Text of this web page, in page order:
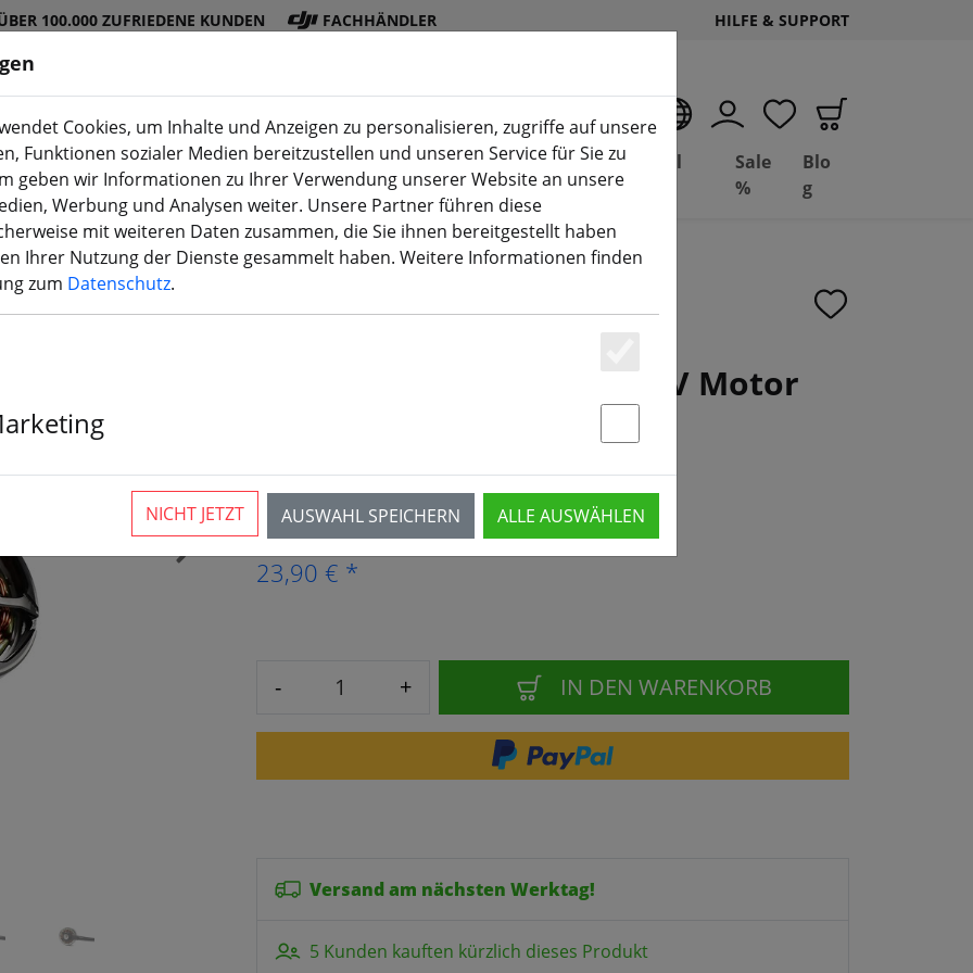
100.000 ZUFRIEDENE KUNDEN FACHHÄNDLER HILFE & SUPPORT
DJI
Shop
Akku
s
Propelle
r
Zubehö
r
3D
Druck(aktuelle Seite)
Deal
Depot
Basil
Sale
%
Blo
g
GEPRC SPEEDX2 2105.5 FPV Motor
›
8 Stück verfügbar
23,90 € *
- + IN DEN WARENKORB
Versand am nächsten Werktag!
5 Kunden kauften kürzlich dieses Produkt
Cookies, um Inhalte und Anzeigen zu personalisieren, zugriffe auf unsere
Funktionen sozialer Medien bereitzustellen und unseren Service für Sie zu
geben wir Informationen zu Ihrer Verwendung unserer Website an unsere
Werbung und Analysen weiter. Unsere Partner führen diese
mit weiteren Daten zusammen, die Sie ihnen bereitgestellt haben
Ihrer Nutzung der Dienste gesammelt haben. Weitere Informationen finden
zum Datenschutz.
Essenziell
AUSWAHL SPEICHERN ALLE AUSWÄHLEN
NICHT JETZT